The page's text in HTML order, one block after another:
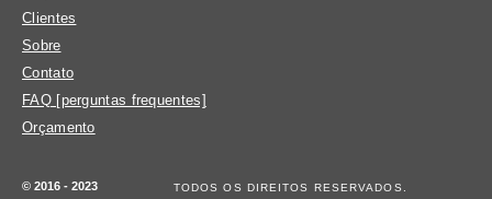
Clientes
Sobre
Contato
FAQ [perguntas frequentes]
Orçamento
© 2016 - 2023 TODOS OS DIREITOS RESERVADOS.